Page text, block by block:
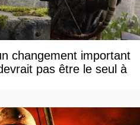
changement important
pas être le seul à